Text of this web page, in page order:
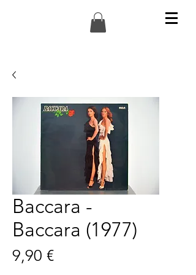
Baccara -
Baccara (1977)
9,90 €Preis